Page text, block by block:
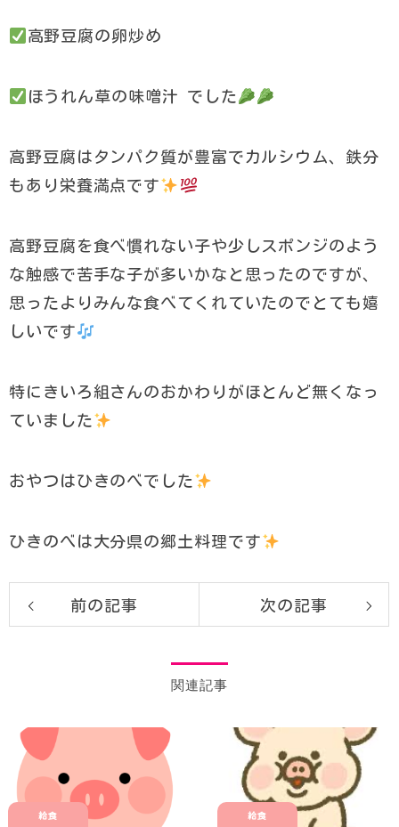
高野豆腐の卵炒め
ほうれん草の味噌汁 でした
高野豆腐はタンパク質が豊富でカルシウム、鉄分
もあり栄養満点です
高野豆腐を食べ慣れない子や少しスポンジのよう
な触感で苦手な子が多いかなと思ったのですが、
思ったよりみんな食べてくれていたのでとても嬉
しいです
特にきいろ組さんのおかわりがほとんど無くなっ
ていました
おやつはひきのべでした
ひきのべは大分県の郷土料理です
前の記事 次の記事
関連記事
給食 給食